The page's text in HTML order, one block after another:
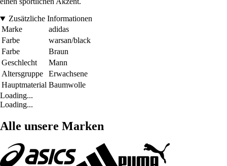
Zusätzliche Informationen
Marke
adidas
Farbe
warsan/black
Farbe
Braun
Geschlecht
Mann
Altersgruppe
Erwachsene
Hauptmaterial Baumwolle
Loading...
Loading...
Alle unsere Marken